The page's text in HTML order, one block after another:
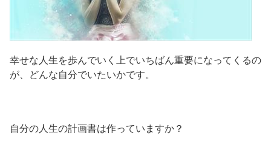
幸せな人生を歩んでいく上でいちばん重要になってくるの
が、どんな自分でいたいかです。
自分の人生の計画書は作っていますか？